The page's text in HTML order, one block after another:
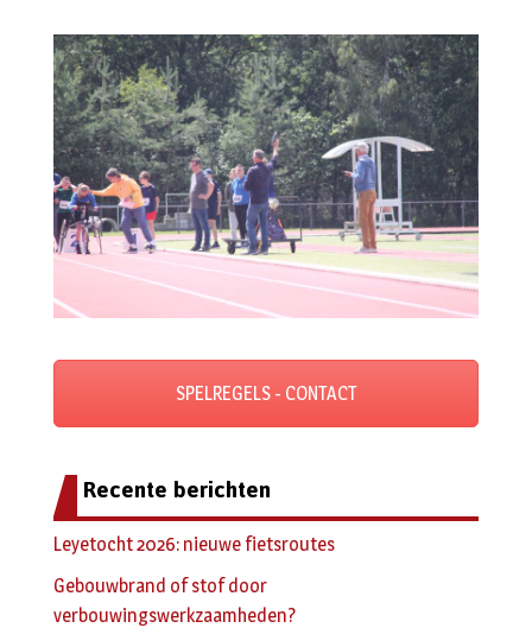
SPELREGELS - CONTACT
Recente berichten
Leyetocht 2026: nieuwe fietsroutes
Gebouwbrand of stof door
verbouwingswerkzaamheden?